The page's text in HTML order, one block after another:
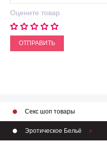
Оцените товар
ОТПРАВИТЬ
Секс шоп товары
Эротическое Бельё